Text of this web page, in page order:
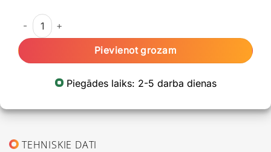
Režģis akmeņiem COZY SW malkas pirts krāsnij 50 cm
Pievienot grozam
Piegādes laiks: 2-5 darba dienas
TEHNISKIE DATI